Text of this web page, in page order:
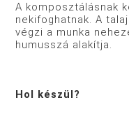
A komposztálásnak
nekifoghatnak. A
végzi a munka
humusszá alakítja.
Hol készül?